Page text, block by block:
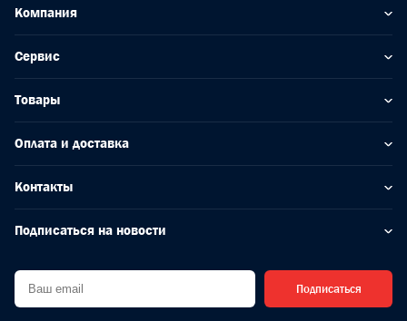
Компания
Сервис
Товары
Оплата и доставка
Контакты
Подписаться на новости
Подписаться